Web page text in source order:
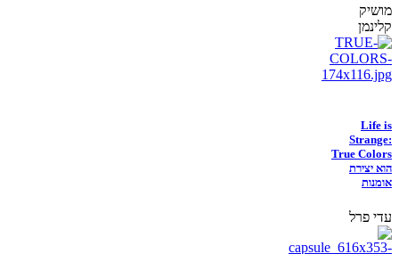
מושיק
קלינמן
Life is
Strange:
True Colors
הוא יצירת
אומנות
עדי פרל